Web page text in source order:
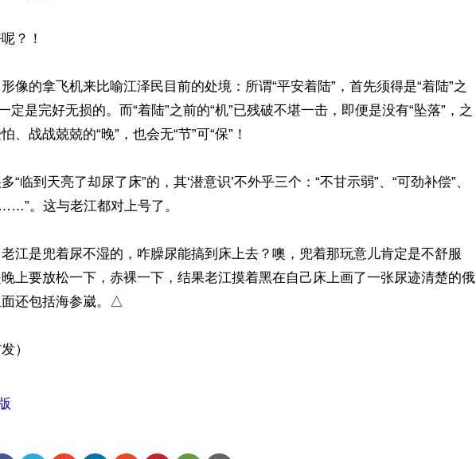
？！
像的拿飞机来比喻江泽民目前的处境：所谓“平安着陆”，首先须得是“着陆”之
定是完好无损的。而“着陆”之前的“机”已残破不堪一击，即便是没有“坠落”，之
、战战兢兢的“晚”，也会无“节”可“保”！
“临到天亮了却尿了床”的，其‘潜意识’不外乎三个：“不甘示弱”、“可劲补偿”、
。这与老江都对上号了。
江是兜着尿不湿的，咋臊尿能搞到床上去？噢，兜着那玩意儿肯定是不舒服
上要放松一下，赤裸一下，结果老江摸着黑在自己床上画了一张尿迹清楚的俄
面还包括海参崴。△
）